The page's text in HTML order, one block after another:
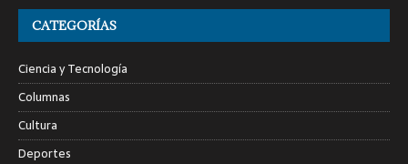
CATEGORÍAS
Ciencia y Tecnología
Columnas
Cultura
Deportes